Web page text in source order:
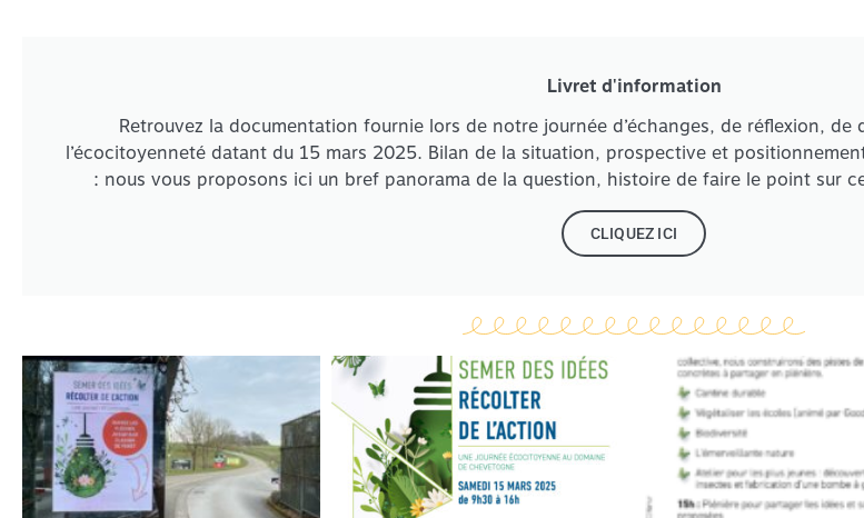
Livret d'information
Retrouvez la documentation fournie lors de notre journée d’échanges, de réflexion, de
l’écocitoyenneté datant du 15 mars 2025. Bilan de la situation, prospective et
: nous vous proposons ici un bref panorama de la question, histoire de faire le point sur
CLIQUEZ ICI